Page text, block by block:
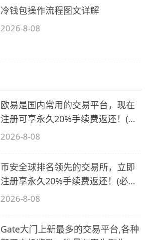
冷钱包操作流程图文详解
2026-8-08
欧易是国内常用的交易平台，现在
注册可享永久20%手续费返还！(必
备1)
2026-8-08
币安全球排名领先的交易所，立即
注册享永久20%手续费返还！(必备
2)
2026-8-08
Gate大门上新最多的交易平台,各种